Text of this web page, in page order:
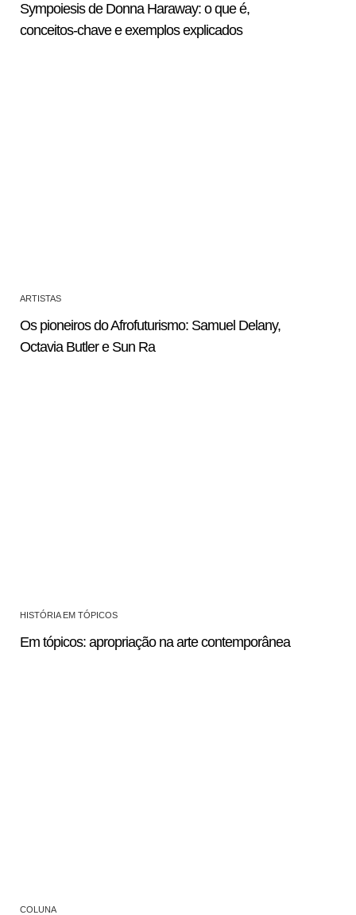
Sympoiesis de Donna Haraway: o que é,
conceitos-chave e exemplos explicados
ARTISTAS
Os pioneiros do Afrofuturismo: Samuel Delany,
Octavia Butler e Sun Ra
HISTÓRIA EM TÓPICOS
Em tópicos: apropriação na arte contemporânea
COLUNA